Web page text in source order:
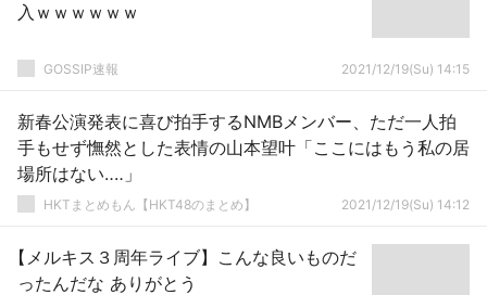
入ｗｗｗｗｗｗ
GOSSIP速報 2021/12/19(Su) 14:15
新春公演発表に喜び拍手するNMBメンバー、ただ一人拍
手もせず憮然とした表情の山本望叶「ここにはもう私の居
場所はない‥‥」
HKTまとめもん【HKT48のまとめ】 2021/12/19(Su) 14:12
【メルキス３周年ライブ】こんな良いものだ
ったんだな ありがとう